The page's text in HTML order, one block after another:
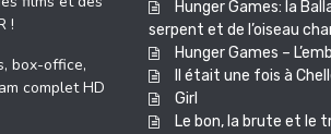
!
box-office,
complet HD
Hunger Games: la
serpent et de l’oiseau
Hunger Games –
Il était une fois à
Girl
Le bon, la brute et le